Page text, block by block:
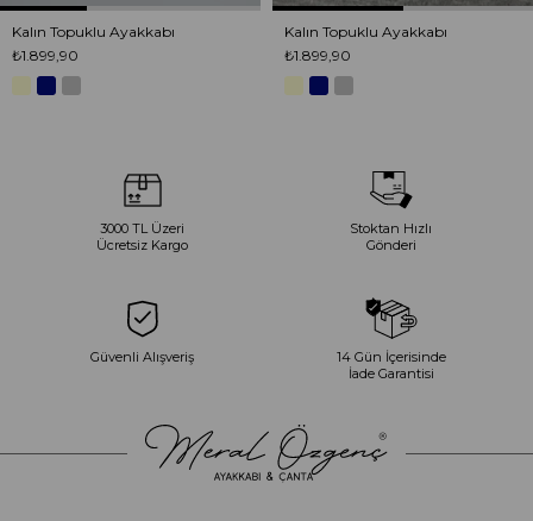
Kalın Topuklu Ayakkabı
₺1.899,90
Kalın Topuklu Ayakkabı
₺1.899,90
3000 TL Üzeri
Ücretsiz Kargo
Stoktan Hızlı
Gönderi
Güvenli Alışveriş
14 Gün İçerisinde
İade Garantisi